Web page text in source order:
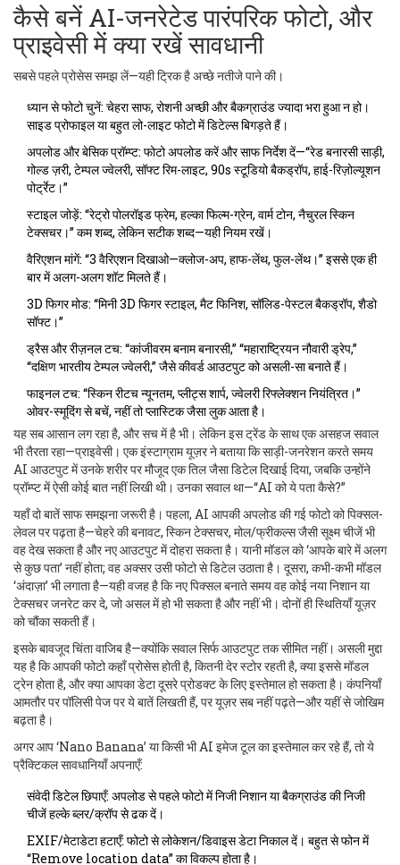
कैसे बनें AI-जनरेटेड पारंपरिक फोटो, और
प्राइवेसी में क्या रखें सावधानी
सबसे पहले प्रोसेस समझ लें—यही ट्रिक है अच्छे नतीजे पाने की।
ध्यान से फोटो चुनें: चेहरा साफ, रोशनी अच्छी और बैकग्राउंड ज्यादा भरा हुआ न हो।
साइड प्रोफाइल या बहुत लो-लाइट फोटो में डिटेल्स बिगड़ते हैं।
अपलोड और बेसिक प्रॉम्प्ट: फोटो अपलोड करें और साफ निर्देश दें—“रेड बनारसी साड़ी,
गोल्ड ज़री, टेम्पल ज्वेलरी, सॉफ्ट रिम-लाइट, 90s स्टूडियो बैकड्रॉप, हाई-रिज़ोल्यूशन
पोर्ट्रेट।”
स्टाइल जोड़ें: “रेट्रो पोलरॉइड फ्रेम, हल्का फिल्म-ग्रेन, वार्म टोन, नैचुरल स्किन
टेक्सचर।” कम शब्द, लेकिन सटीक शब्द—यही नियम रखें।
वैरिएशन मांगें: “3 वैरिएशन दिखाओ—क्लोज-अप, हाफ-लेंथ, फुल-लेंथ।” इससे एक ही
बार में अलग-अलग शॉट मिलते हैं।
3D फिगर मोड: “मिनी 3D फिगर स्टाइल, मैट फिनिश, सॉलिड-पेस्टल बैकड्रॉप, शैडो
सॉफ्ट।”
ड्रैस और रीज़नल टच: “कांजीवरम बनाम बनारसी,” “महाराष्ट्रियन नौवारी ड्रेप,”
“दक्षिण भारतीय टेम्पल ज्वेलरी,” जैसे कीवर्ड आउटपुट को असली-सा बनाते हैं।
फाइनल टच: “स्किन रीटच न्यूनतम, प्लीट्स शार्प, ज्वेलरी रिफ्लेक्शन नियंत्रित।”
ओवर-स्मूदिंग से बचें, नहीं तो प्लास्टिक जैसा लुक आता है।
यह सब आसान लग रहा है, और सच में है भी। लेकिन इस ट्रेंड के साथ एक असहज सवाल
भी तैरता रहा—प्राइवेसी। एक इंस्टाग्राम यूज़र ने बताया कि साड़ी-जनरेशन करते समय
AI आउटपुट में उनके शरीर पर मौजूद एक तिल जैसा डिटेल दिखाई दिया, जबकि उन्होंने
प्रॉम्प्ट में ऐसी कोई बात नहीं लिखी थी। उनका सवाल था—“AI को ये पता कैसे?”
यहाँ दो बातें साफ समझना जरूरी है। पहला, AI आपकी अपलोड की गई फोटो को पिक्सल-
लेवल पर पढ़ता है—चेहरे की बनावट, स्किन टेक्सचर, मोल/फ्रीकल्स जैसी सूक्ष्म चीजें भी
वह देख सकता है और नए आउटपुट में दोहरा सकता है। यानी मॉडल को ‘आपके बारे में अलग
से कुछ पता’ नहीं होता; वह अक्सर उसी फोटो से डिटेल उठाता है। दूसरा, कभी-कभी मॉडल
‘अंदाज़ा’ भी लगाता है—यही वजह है कि नए पिक्सल बनाते समय वह कोई नया निशान या
टेक्सचर जनरेट कर दे, जो असल में हो भी सकता है और नहीं भी। दोनों ही स्थितियाँ यूज़र
को चौंका सकती हैं।
इसके बावजूद चिंता वाजिब है—क्योंकि सवाल सिर्फ आउटपुट तक सीमित नहीं। असली मुद्दा
यह है कि आपकी फोटो कहाँ प्रोसेस होती है, कितनी देर स्टोर रहती है, क्या इससे मॉडल
ट्रेन होता है, और क्या आपका डेटा दूसरे प्रोडक्ट के लिए इस्तेमाल हो सकता है। कंपनियाँ
आमतौर पर पॉलिसी पेज पर ये बातें लिखती हैं, पर यूज़र सब नहीं पढ़ते—और यहीं से जोखिम
बढ़ता है।
अगर आप ‘Nano Banana’ या किसी भी AI इमेज टूल का इस्तेमाल कर रहे हैं, तो ये
प्रैक्टिकल सावधानियाँ अपनाएँ:
संवेदी डिटेल छिपाएँ: अपलोड से पहले फोटो में निजी निशान या बैकग्राउंड की निजी
चीजें हल्के ब्लर/क्रॉप से ढक दें।
EXIF/मेटाडेटा हटाएँ: फोटो से लोकेशन/डिवाइस डेटा निकाल दें। बहुत से फोन में
“Remove location data” का विकल्प होता है।